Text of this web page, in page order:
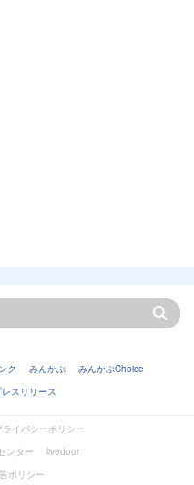
ク みんかぶ
みんかぶChoice
レスリリース
ライバシーポリシー
ンター
livedoor
ポリシー